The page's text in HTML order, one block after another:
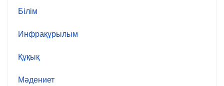
Білім
Инфрақұрылым
Құқық
Мәдениет